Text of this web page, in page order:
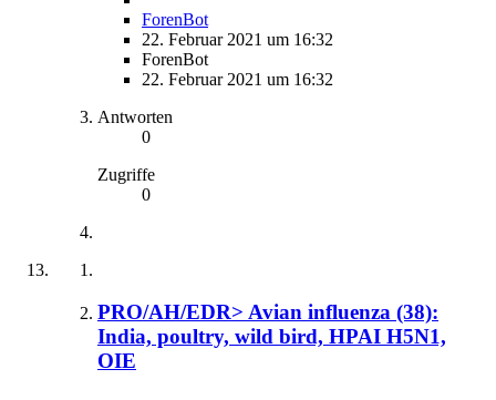
ForenBot
22. Februar 2021 um 16:32
ForenBot
22. Februar 2021 um 16:32
Antworten
0
Zugriffe
0
PRO/AH/EDR> Avian influenza (38):
India, poultry, wild bird, HPAI H5N1,
OIE